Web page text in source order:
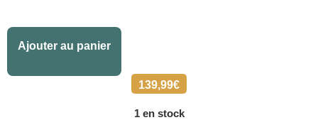
139,99€
1 en stock
Ajouter au panier